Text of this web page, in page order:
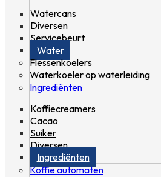
Watercans
Diversen
Servicebeurt
Water
Flessenkoelers
Waterkoeler op waterleiding
Ingrediënten
Koffiecreamers
Cacao
Suiker
Diversen
Ingrediënten
Koffie automaten